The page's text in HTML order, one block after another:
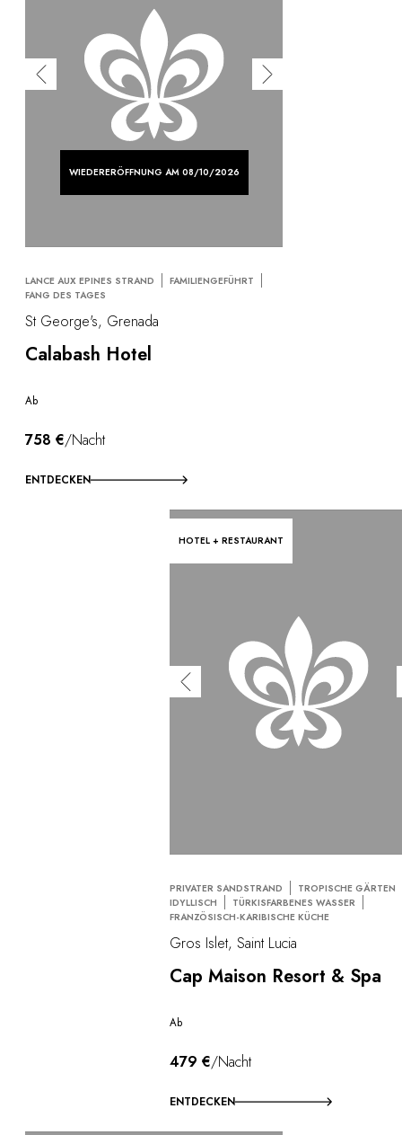
WIEDERERÖFFNUNG AM 08/10/2026
LANCE AUX EPINES STRAND
FAMILIENGEFÜHRT
FANG DES TAGES
St George's, Grenada
Calabash Hotel
Ab
758 €/Nacht
ENTDECKEN
HOTEL + RESTAURANT
PRIVATER SANDSTRAND
TROPISCHE GÄRTEN
IDYLLISCH
TÜRKISFARBENES WASSER
FRANZÖSISCH-KARIBISCHE KÜCHE
Gros Islet, Saint Lucia
Cap Maison Resort & Spa
Ab
479 €/Nacht
ENTDECKEN